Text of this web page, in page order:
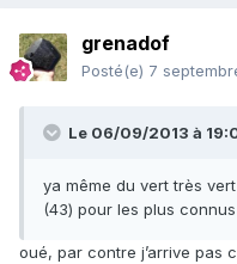
grenadof
Posté(e) 7
Le 06/09/2013 à
ya même du vert très
(43) pour les plus
oué, par contre j’arrive pas